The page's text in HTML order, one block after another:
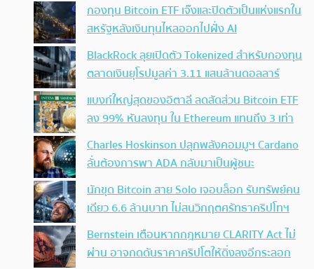
กองทุน Bitcoin ETF เจ๊งและปิดตัวเป็นแห่งแรกใน
สหรัฐหลังเงินทุนไหลออกไปฝั่ง AI
BlackRock ลุยเปิดตัว Tokenized สำหรับกองทุน
ตลาดเงินยุโรปมูลค่า 3.11 แสนล้านดอลลาร์
แบงก์ใหญ่สุดของอิตาลี ลดสัดส่วน Bitcoin ETF
ลง 99% หันลงทุน ใน Ethereum แทนถึง 3 เท่า
Charles Hoskinson ปลุกพลังคอมมูฯ Cardano
ลั่นต้องการพา ADA กลับมาเป็นผู้ชนะ
นักขุด Bitcoin สาย Solo เจอบล็อก รับทรัพย์คน
เดียว 6.6 ล้านบาท ไม่สนวิกฤตศรัทธาคริปโทฯ
Bernstein เตือนหากกฎหมาย CLARITY Act ไม่
ผ่าน อาจกดดันราคาคริปโตให้ดิ่งลงอีกระลอก